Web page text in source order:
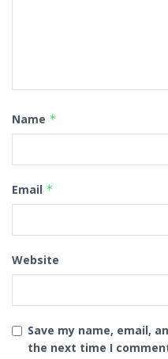
Name *
Email *
Website
Save my name, email,
the next time I